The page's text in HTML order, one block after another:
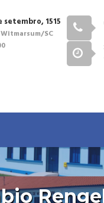
setembro, 1515
SC